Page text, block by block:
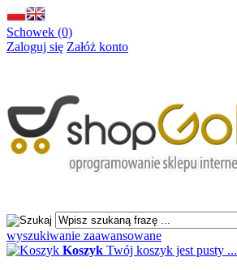
Schowek (0)
Zaloguj się Załóż konto
wyszukiwanie zaawansowane
Koszyk Twój koszyk jest pusty ...